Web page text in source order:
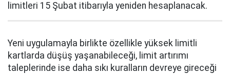
limitleri 15 Şubat itibarıyla yeniden hesaplanacak.
Yeni uygulamayla birlikte özellikle yüksek limitli
kartlarda düşüş yaşanabileceği, limit artırımı
taleplerinde ise daha sıkı kuralların devreye gireceği